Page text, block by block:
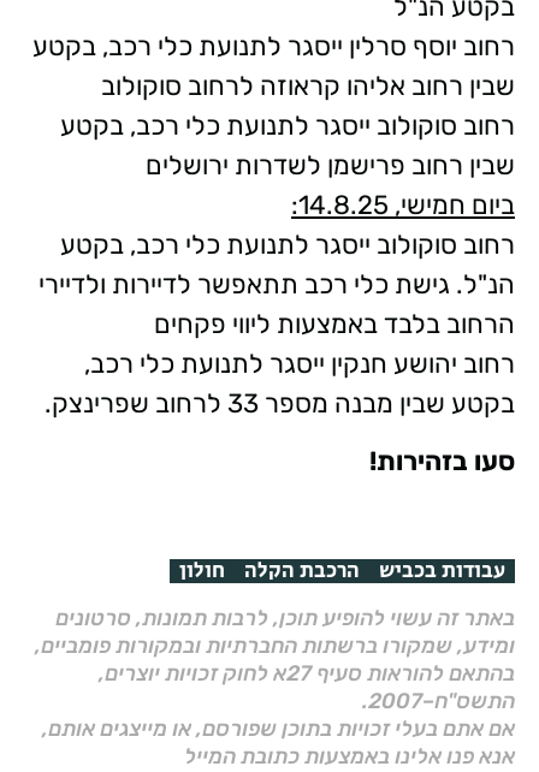
רחוב יוסף סרלין ייסגר לתנועת כלי רכב, בקטע
שבין רחוב אליהו קראוזה לרחוב סוקולוב
רחוב סוקולוב ייסגר לתנועת כלי רכב, בקטע
שבין רחוב פרישמן לשדרות ירושלים
ביום חמישי, 14.8.25:
רחוב סוקולוב ייסגר לתנועת כלי רכב, בקטע
הנ"ל. גישת כלי רכב תתאפשר לדיירות ולדיירי
הרחוב בלבד באמצעות ליווי פקחים
רחוב יהושע חנקין ייסגר לתנועת כלי רכב,
בקטע שבין מבנה מספר 33 לרחוב שפרינצק.
סעו בזהירות!
עבודות בכביש הרכבת הקלה חולון
באתר זה עשוי להופיע תוכן, לרבות תמונות, סרטונים
ומידע, שמקורו ברשתות החברתיות ובמקורות פומביים,
בהתאם להוראות סעיף 27א לחוק זכויות יוצרים,
התשס"ח–2007.
אם אתם בעלי זכויות בתוכן שפורסם, או מייצגים אותם,
אנא פנו אלינו באמצעות כתובת המייל